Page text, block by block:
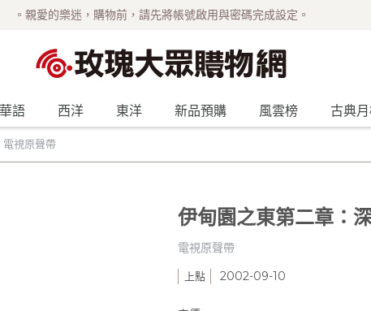
。親愛的樂迷，購物前，請先將帳號啟用與密碼完成設定。
華語 西洋 東洋 新品預購 風雲榜 古典
視原聲帶
伊甸園之東第二章：
電視原聲帶
上點 2002-09-10